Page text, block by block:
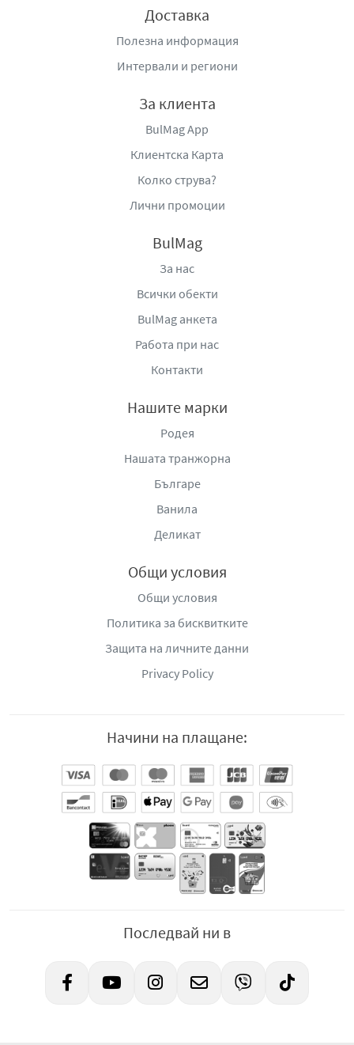
Доставка
Полезна информация
Интервали и региони
За клиента
BulMag App
Клиентска Карта
Колко струва?
Лични промоции
BulMag
За нас
Всички обекти
BulMag анкета
Работа при нас
Контакти
Нашите марки
Родея
Нашата транжорна
Българе
Ванила
Деликат
Общи условия
Общи условия
Политика за бисквитките
Защита на личните данни
Privacy Policy
Начини на плащане:
Последвай ни в